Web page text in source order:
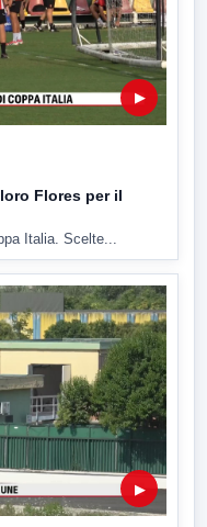
▶
Flores per il
Italia. Scelte...
▶